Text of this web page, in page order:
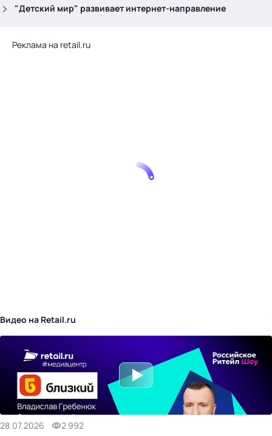
"Детский мир" развивает интернет-направление
Реклама на retail.ru
Видео на Retail.ru
28.07.2026 2 992